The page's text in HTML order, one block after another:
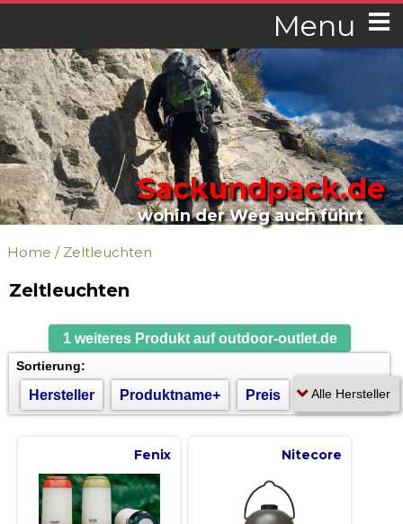
Menu
Sackundpack.de
wohin der Weg auch führt
Home / Zeltleuchten
Zeltleuchten
1 weiteres Produkt auf outdoor-outlet.de
Sortierung:
Hersteller Produktname+ Preis
Fenix Nitecore